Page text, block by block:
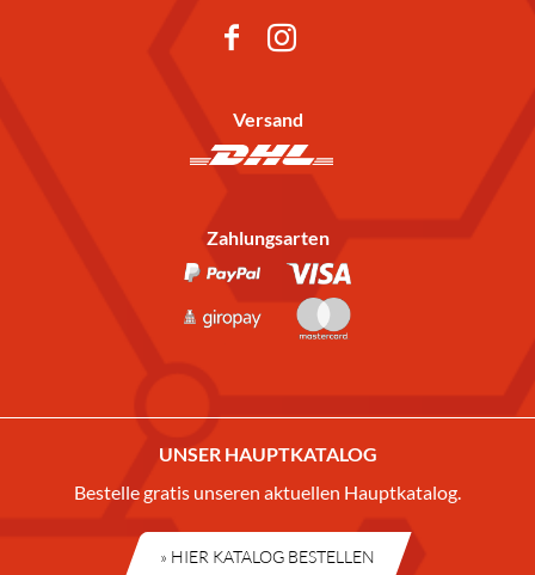
Versand
Zahlungsarten
UNSER HAUPTKATALOG
Bestelle gratis unseren aktuellen Hauptkatalog.
» HIER KATALOG BESTELLEN